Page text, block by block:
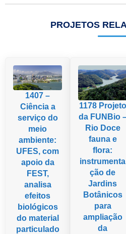
PROJETOS
1407 –
Ciência a
serviço do
meio
ambiente:
UFES, com
apoio da
FEST,
analisa
efeitos
biológicos
do material
particulado
1178 Projeto
da FUNBio
Rio Doce
fauna e
flora:
instrumenta
ção de
Jardins
Botânicos
para
ampliação
da